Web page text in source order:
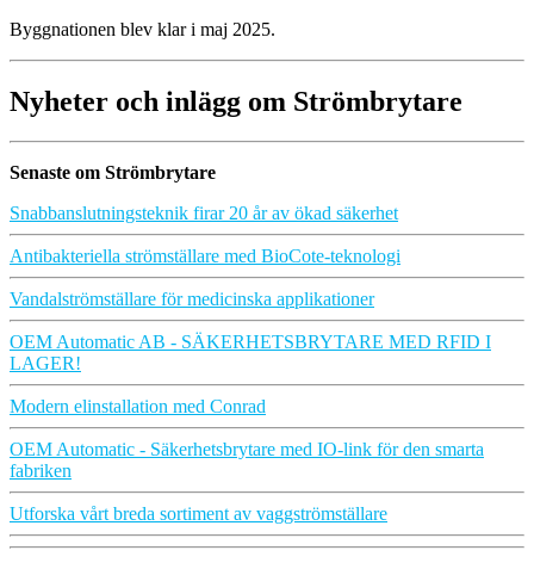
Byggnationen blev klar i maj 2025.
Nyheter och inlägg om Strömbrytare
Senaste om Strömbrytare
Snabbanslutningsteknik firar 20 år av ökad säkerhet
Antibakteriella strömställare med BioCote-teknologi
Vandalströmställare för medicinska applikationer
OEM Automatic AB - SÄKERHETSBRYTARE MED RFID I
LAGER!
Modern elinstallation med Conrad
OEM Automatic - Säkerhetsbrytare med IO-link för den smarta
fabriken
Utforska vårt breda sortiment av vaggströmställare